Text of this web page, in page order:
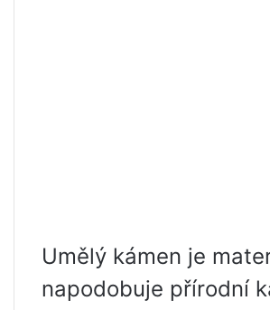
Umělý kámen je
napodobuje přírodní